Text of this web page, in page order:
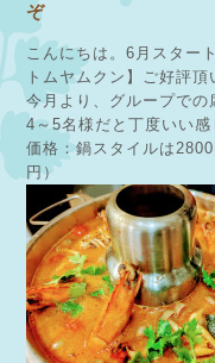
ぞ
こんにちは。6月スター
トムヤムクン】ご好評頂
今月より、グループでの
4～5名様だと丁度いい感
価格：鍋スタイルは
円）